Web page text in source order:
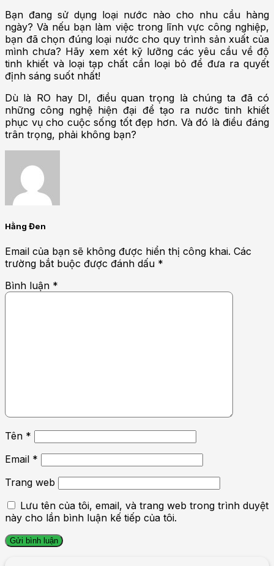
Bạn đang sử dụng loại nước nào cho nhu cầu hàng
ngày? Và nếu bạn làm việc trong lĩnh vực công nghiệp,
bạn đã chọn đúng loại nước cho quy trình sản xuất của
mình chưa? Hãy xem xét kỹ lưỡng các yêu cầu về độ
tinh khiết và loại tạp chất cần loại bỏ để đưa ra quyết
định sáng suốt nhất!
Dù là RO hay DI, điều quan trọng là chúng ta đã có
những công nghệ hiện đại để tạo ra nước tinh khiết
phục vụ cho cuộc sống tốt đẹp hơn. Và đó là điều đáng
trân trọng, phải không bạn?
Hằng Đen
Email của bạn sẽ không được hiển thị công khai. Các
trường bắt buộc được đánh dấu *
Bình luận *
Tên *
Email *
Trang web
Lưu tên của tôi, email, và trang web trong trình duyệt
này cho lần bình luận kế tiếp của tôi.